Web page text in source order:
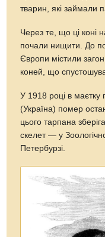
тварин, які займали
Через те, що ці коні
почали нищити. До
Європи містили
коней, що
У 1918 році в
(Україна) помер
цього тарпана
скелет — у
Петербурзі.